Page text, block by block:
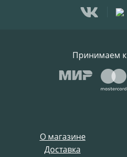
О магазине
Доставка
Принимаем к